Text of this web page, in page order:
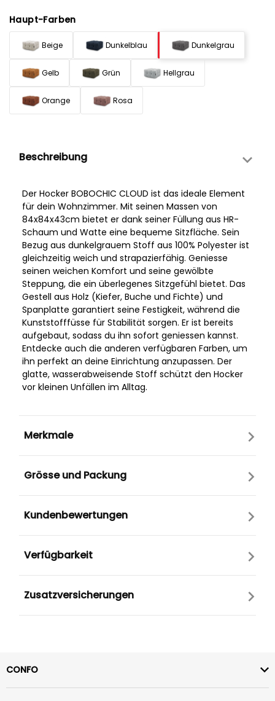
Haupt-Farben
Beige Dunkelblau Dunkelgrau
Gelb Grün Hellgrau
Orange Rosa
Beschreibung
Der Hocker BOBOCHIC CLOUD ist das ideale Element
für dein Wohnzimmer. Mit seinen Massen von
84x84x43cm bietet er dank seiner Füllung aus HR-
Schaum und Watte eine bequeme Sitzfläche. Sein
Bezug aus dunkelgrauem Stoff aus 100% Polyester ist
gleichzeitig weich und strapazierfähig. Geniesse
seinen weichen Komfort und seine gewölbte
Steppung, die ein überlegenes Sitzgefühl bietet. Das
Gestell aus Holz (Kiefer, Buche und Fichte) und
Spanplatte garantiert seine Festigkeit, während die
Kunststofffüsse für Stabilität sorgen. Er ist bereits
aufgebaut, sodass du ihn sofort geniessen kannst.
Entdecke auch die anderen verfügbaren Farben, um
ihn perfekt an deine Einrichtung anzupassen. Der
glatte, wasserabweisende Stoff schützt den Hocker
vor kleinen Unfällen im Alltag.
Merkmale
Grösse und Packung
Kundenbewertungen
Verfügbarkeit
Zusatzversicherungen
CONFO